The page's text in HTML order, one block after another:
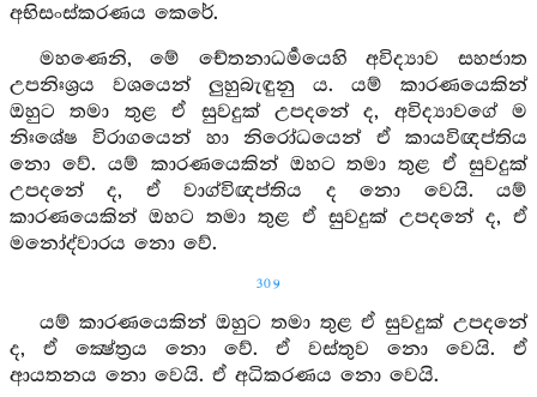
අභිසංස්කරණය කෙරේ.
මහණෙනි, මේ චේතනාධර්‍මයෙහි අවිද්‍යාව සහජාත
උපනිඃශ්‍රය වශයෙන් ලුහුබැඳුනු ය. යම් කාරණයෙකින්
ඔහුට තමා තුළ ඒ සුවදුක් උපදනේ ද, අවිද්‍යාවගේ ම
නිඃශේෂ විරාගයෙන් හා නිරෝධයෙන් ඒ කායවිඥප්තිය
නො වේ. යම් කාරණයෙකින් ඔහට තමා තුළ ඒ සුවදුක්
උපදනේ ද, ඒ වාග්විඥප්තිය ද නො වෙයි. යම්
කාරණයෙකින් ඔහට තමා තුළ ඒ සුවදුක් උපදනේ ද, ඒ
මනෝද්වාරය නො වේ.
309
යම් කාරණයෙකින් ඔහුට තමා තුළ ඒ සුවදුක් උපදනේ
ද, ඒ ක්‍ෂේත්‍රය නො වේ. ඒ වස්තුව නො වෙයි. ඒ
ආයතනය නො වෙයි. ඒ අධිකරණය නො වෙයි.